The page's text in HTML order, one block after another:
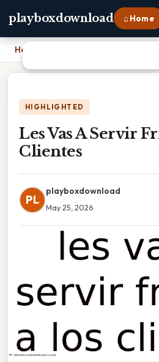
playboxdownload ⌂ Home
Home
HIGHLIGHTED
Les Vas A Servir
Clientes
PL
playboxdownload
May 25, 2026